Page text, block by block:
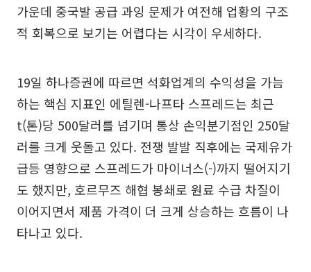
가운데 중국발 공급 과잉 문제가 여전해 업황의 구조
적 회복으로 보기는 어렵다는 시각이 우세하다.
19일 하나증권에 따르면 석화업계의 수익성을 가늠
하는 핵심 지표인 에틸렌-나프타 스프레드는 최근
t(톤)당 500달러를 넘기며 통상 손익분기점인 250달
러를 크게 웃돌고 있다. 전쟁 발발 직후에는 국제유가
급등 영향으로 스프레드가 마이너스(-)까지 떨어지기
도 했지만, 호르무즈 해협 봉쇄로 원료 수급 차질이
이어지면서 제품 가격이 더 크게 상승하는 흐름이 나
타나고 있다.